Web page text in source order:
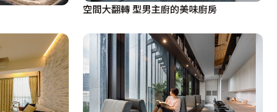
空間大翻轉 型男主廚的美味廚房